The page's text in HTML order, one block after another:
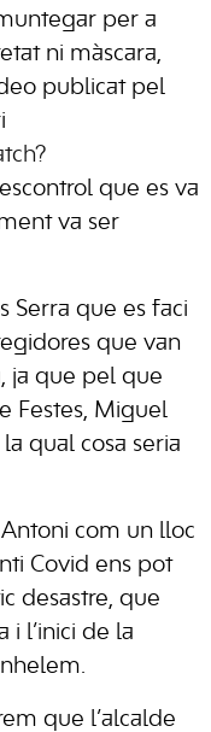
per a
ni màscara,
publicat pel
que es va
va ser
Serra que es faci
que van
ja que pel que
Festes, Miguel
la qual cosa seria
com un lloc
Covid ens pot
desastre, que
i l’inici de la
que l’alcalde